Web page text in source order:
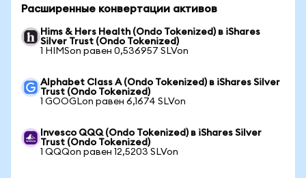
Расширенные конвертации активов
Hims & Hers Health (Ondo Tokenized) в iShares
Silver Trust (Ondo Tokenized)
1 HIMSon равен 0,536957 SLVon
Alphabet Class A (Ondo Tokenized) в iShares Silver
Trust (Ondo Tokenized)
1 GOOGLon равен 6,1674 SLVon
Invesco QQQ (Ondo Tokenized) в iShares Silver
Trust (Ondo Tokenized)
1 QQQon равен 12,5203 SLVon